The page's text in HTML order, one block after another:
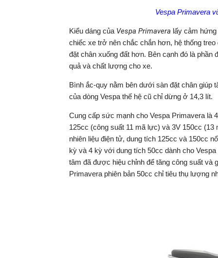
Vespa Primavera
Kiểu dáng của Vespa Primavera lấy cảm
chiếc xe trở nên chắc chắn hơn, hệ thống
đặt chân xuống đất hơn. Bên cạnh đó là phần
quả và chất lượng cho xe.
Bình ắc-quy nằm bên dưới sàn đặt chân giúp
của dòng Vespa thế hệ cũ chỉ dừng ở 14,3 lít.
Cung cấp sức mạnh cho Vespa Primavera là
125cc (công suất 11 mã lực) và 3V 150cc
nhiên liệu điện tử, dung tích 125cc và 150cc
kỳ và 4 kỳ với dung tích 50cc dành cho
tâm đã được hiệu chỉnh để tăng công suất
Primavera phiên bản 50cc chỉ tiêu thụ lượng